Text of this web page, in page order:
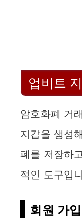
업비트
암호화폐 거
지갑을 생성
폐를 저장하
적인 도구입
회원 가